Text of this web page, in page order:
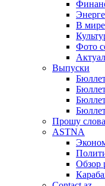
В мире
Фото
Выпуски
Прошу слова
ASTNA
Обзор